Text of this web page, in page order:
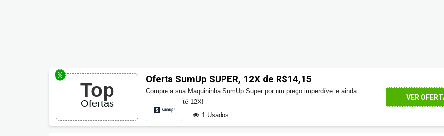
Top
Ofertas
Oferta SumUp SUPER, 12X de R$14,15
Compre a sua Maquininha SumUp Super por um preço imperdível e ainda
parcele em até 12X!
1 Usados
VER